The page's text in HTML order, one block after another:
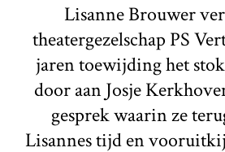
Lisanne Brouwer
theatergezelschap PS
jaren toewijding het
door aan Josje
gesprek waarin ze
Lisannes tijd en